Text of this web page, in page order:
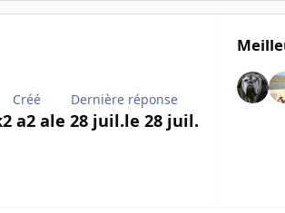
Créé
2 a2 a
Dernière réponse
le 28 juil.le 28 juil.